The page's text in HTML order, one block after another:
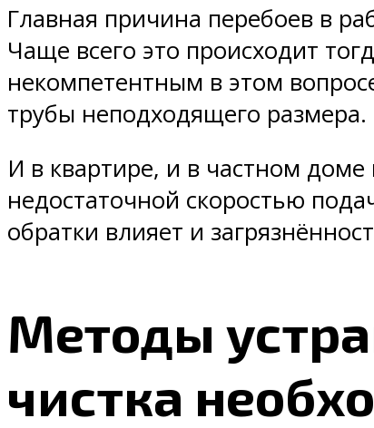
Главная причина перебоев в
Чаще всего это происходит
некомпетентным в этом
трубы неподходящего размера.
И в квартире, и в частном
недостаточной скоростью
обратки влияет и
Методы
чистка